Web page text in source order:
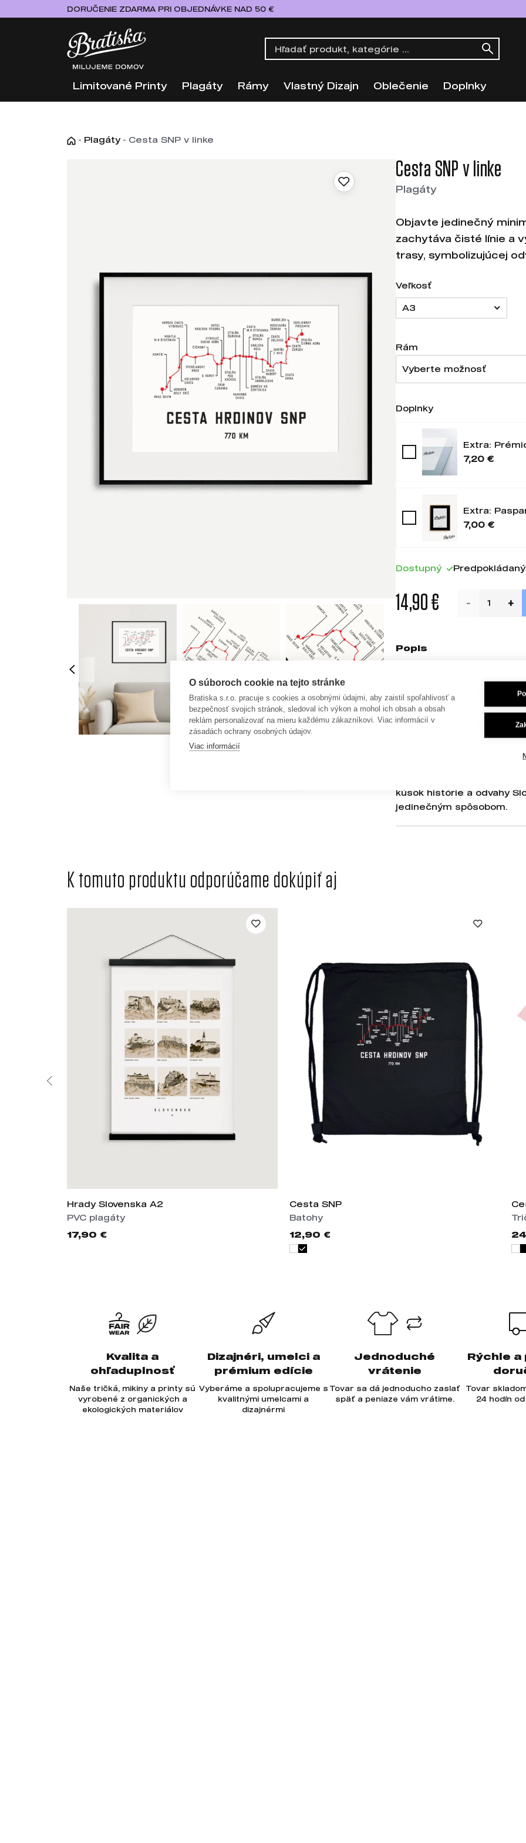
DORUČENIE ZDARMA PRI OBJEDNÁVKE NAD 50 €
Limitované Printy Plagáty Rámy Vlastný Dizajn Oblečenie Doplnky
- Plagáty - Cesta SNP v linke
Cesta SNP v linke
Plagáty
Objavte jedinečný
zachytáva čisté línie a
trasy, symbolizujúcej
Veľkosť
A3
Rám
Vyberte možnosť
Doplnky
Extra:
7,20 €
Extra:
7,00 €
Dostupný
14,90 €
Popis
Autor printu: Marek
Materiál: Papier Munken
Rám nie je súčasťou
Tento print zachytáva
SNP, zdôraznenú čistým
pre váš domov,
kúsok histórie a odvahy
jedinečným spôsobom.
K tomuto produktu odporúčame dokúpiť aj
Hrady Slovenska A2
PVC plagáty
17,90 €
Cesta SNP
Batohy
12,90 €
Kvalita a
ohľaduplnosť
Naše tričká, mikiny a printy sú
vyrobené z organických a
ekologických materiálov
Dizajnéri, umelci a
prémium edície
Vyberáme a spolupracujeme s
kvalitnými umelcami a
dizajnérmi
Jednoduché
vrátenie
Tovar sa dá jednoducho zaslať
späť a peniaze vám vrátime.
Rýchle a
Tovar
24 hodín
O súboroch cookie na tejto stránke
Bratiska s.r.o. pracuje s cookies a osobnými údajmi, aby zaistil spoľahlivosť a
bezpečnosť svojich stránok, sledoval ich výkon a mohol ich obsah a obsah
reklám personalizovať na mieru každému zákazníkovi. Viac informácií v
zásadách ochrany osobných údajov.
Viac informácií